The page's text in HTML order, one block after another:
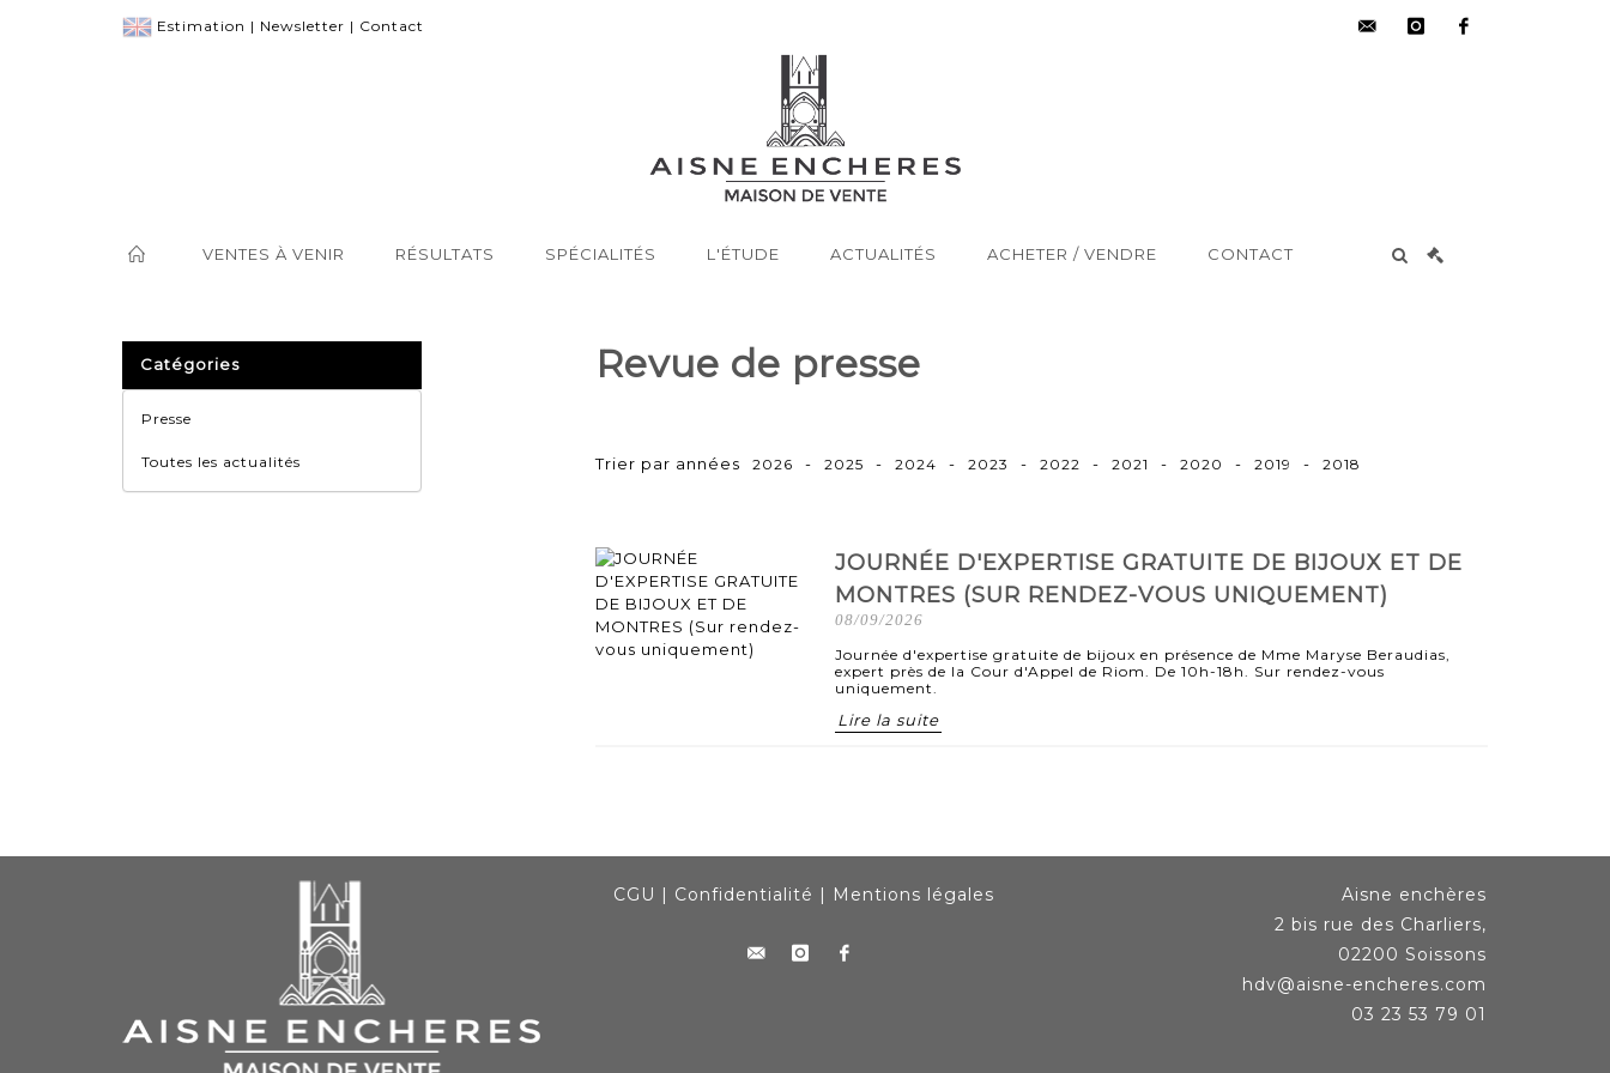
Estimation | Newsletter | Contact
VENTES À VENIR RÉSULTATS SPÉCIALITÉS L'ÉTUDE ACTUALITÉS ACHETER / VENDRE CONTACT
Catégories
Presse
Toutes les actualités
Revue de presse
Trier par années 2026 - 2025 - 2024 - 2023 - 2022 - 2021 - 2020 - 2019 - 2018
JOURNÉE D'EXPERTISE GRATUITE DE BIJOUX ET DE
MONTRES (SUR RENDEZ-VOUS UNIQUEMENT)
08/09/2026
Journée d'expertise gratuite de bijoux en présence de Mme Maryse Beraudias,
expert près de la Cour d'Appel de Riom. De 10h-18h. Sur rendez-vous
uniquement.
Lire la suite
CGU | Confidentialité | Mentions légales
Aisne enchères
2 bis rue des Charliers,
02200 Soissons
hdv@aisne-encheres.com
03 23 53 79 01